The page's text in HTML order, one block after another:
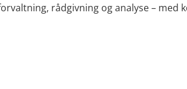
rådgivning og analyse –